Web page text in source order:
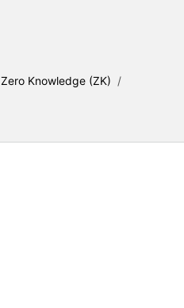
Zero Knowledge (ZK) /